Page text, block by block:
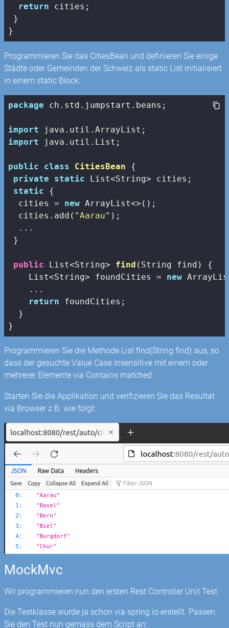
return cities;
}
}
Programmieren Sie das CitiesBean und definieren Sie einige
Städte oder Gemeinden der Schweiz als static List initialisiert
in einem static Block:
package ch.std.jumpstart.beans;
import
import java.util.List;
public class CitiesBean
{
private
static List<String> cities;
static {
  cities =
new ArrayList<>();
  cities.add(
"Aarau" );
  ...
}
public List<String> find (String find)
{
    List<String> foundCities =
new
    ...
return foundCities;
  }
}
Programmieren Sie die Methode List find(String find) aus, so
dass der gesuchte Value Case Insensitive mit einem oder
mehrerer Elemente via Contains matched.
Starten Sie die Applikation und verifizieren Sie das Resultat
via Browser z.B. wie folgt:
MockMvc
Wir programmieren nun den ersten Rest Controller Unit Test.
Die Testklasse wurde ja schon via spring.io erstellt. Passen
Sie den Test nun gemäss dem Script an: